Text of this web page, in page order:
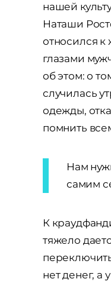
нашей
Наташи
относился
глазами
об этом: о
случилась
одежды,
помнить
Нам
самим
К
тяжело
нет денег, а